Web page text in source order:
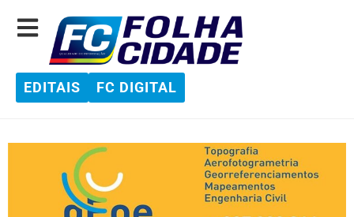
EDITAIS FC DIGITAL